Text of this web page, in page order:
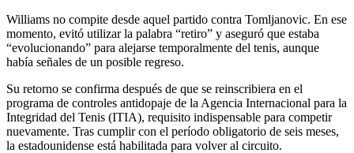
Williams no compite desde aquel partido contra Tomljanovic. En ese
momento, evitó utilizar la palabra “retiro” y aseguró que estaba
“evolucionando” para alejarse temporalmente del tenis, aunque
había señales de un posible regreso.
Su retorno se confirma después de que se reinscribiera en el
programa de controles antidopaje de la Agencia Internacional para la
Integridad del Tenis (ITIA), requisito indispensable para competir
nuevamente. Tras cumplir con el período obligatorio de seis meses,
la estadounidense está habilitada para volver al circuito.